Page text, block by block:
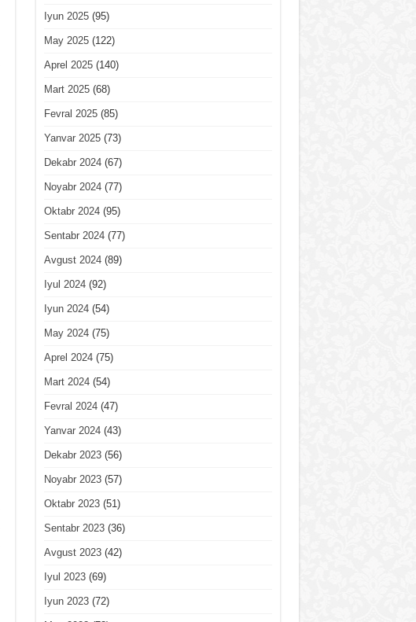
Iyun 2025(95)
May 2025(122)
Aprel 2025(140)
Mart 2025(68)
Fevral 2025(85)
Yanvar 2025(73)
Dekabr 2024(67)
Noyabr 2024(77)
Oktabr 2024(95)
Sentabr 2024(77)
Avgust 2024(89)
Iyul 2024(92)
Iyun 2024(54)
May 2024(75)
Aprel 2024(75)
Mart 2024(54)
Fevral 2024(47)
Yanvar 2024(43)
Dekabr 2023(56)
Noyabr 2023(57)
Oktabr 2023(51)
Sentabr 2023(36)
Avgust 2023(42)
Iyul 2023(69)
Iyun 2023(72)